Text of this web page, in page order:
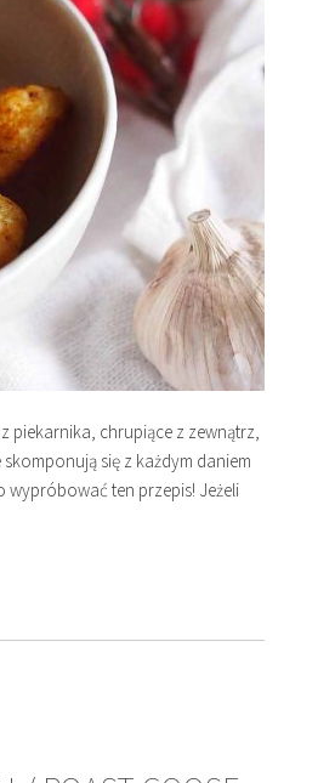
piekarnika, chrupiące z zewnątrz,
się z każdym daniem
wypróbować ten przepis! Jeżeli